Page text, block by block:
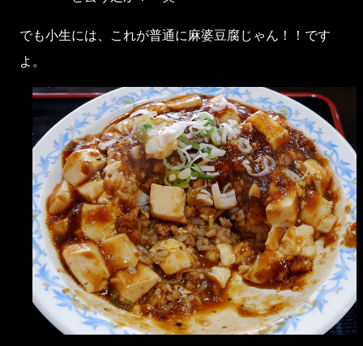
でも小生には、これが普通に麻婆豆腐じゃん！！です
よ。